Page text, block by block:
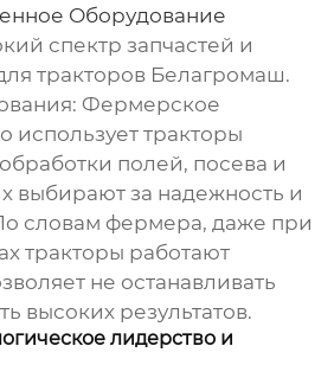
Оборудование
спектр запчастей и
тракторов Белагромаш.
Фермерское
использует тракторы
полей, посева и
выбирают за надежность и
словам фермера, даже при
тракторы работают
не останавливать
высоких результатов.
лидерство и